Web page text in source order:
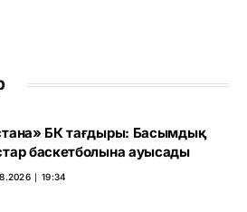
БК тағдыры: Басымдық
баскетболына ауысады
∣ 19:34